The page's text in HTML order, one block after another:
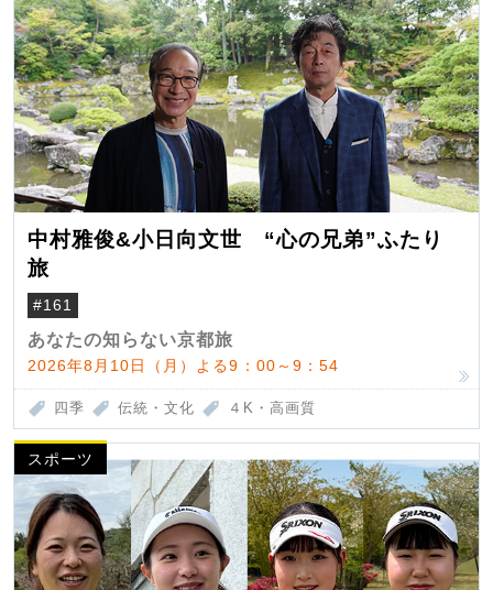
中村雅俊&小日向文世 “心の兄弟”ふたり
旅
#161
あなたの知らない京都旅
2026年8月10日（月）よる9：00～9：54
四季 伝統・文化 ４K・高画質
スポーツ